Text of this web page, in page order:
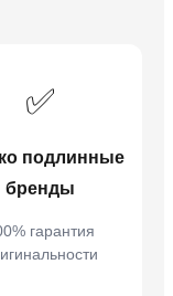
✅
подлинные
бренды
гарантия